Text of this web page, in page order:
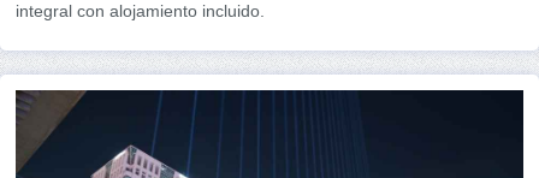
integral con alojamiento incluido.